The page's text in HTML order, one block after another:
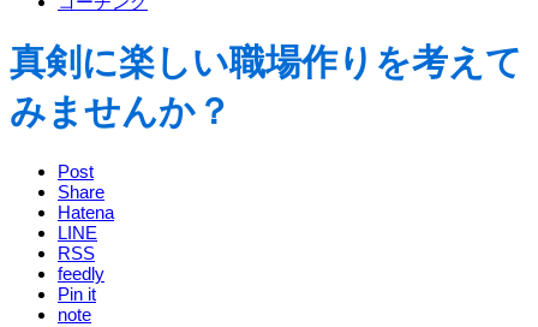
真剣に楽しい職場作りを考えて
みませんか？
Post
Share
Hatena
LINE
RSS
feedly
Pin it
note